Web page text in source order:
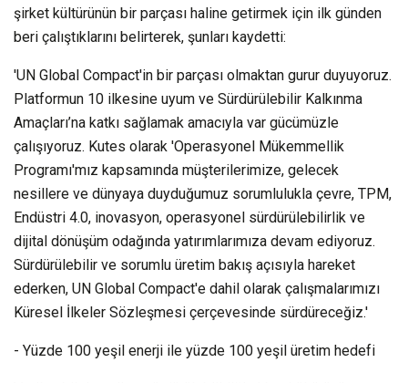
şirket kültürünün bir parçası haline getirmek için ilk günden
beri çalıştıklarını belirterek, şunları kaydetti:
'UN Global Compact'in bir parçası olmaktan gurur duyuyoruz.
Platformun 10 ilkesine uyum ve Sürdürülebilir Kalkınma
Amaçları’na katkı sağlamak amacıyla var gücümüzle
çalışıyoruz. Kutes olarak 'Operasyonel Mükemmellik
Programı'mız kapsamında müşterilerimize, gelecek
nesillere ve dünyaya duyduğumuz sorumlulukla çevre, TPM,
Endüstri 4.0, inovasyon, operasyonel sürdürülebilirlik ve
dijital dönüşüm odağında yatırımlarımıza devam ediyoruz.
Sürdürülebilir ve sorumlu üretim bakış açısıyla hareket
ederken, UN Global Compact'e dahil olarak çalışmalarımızı
Küresel İlkeler Sözleşmesi çerçevesinde sürdüreceğiz.'
- Yüzde 100 yeşil enerji ile yüzde 100 yeşil üretim hedefi